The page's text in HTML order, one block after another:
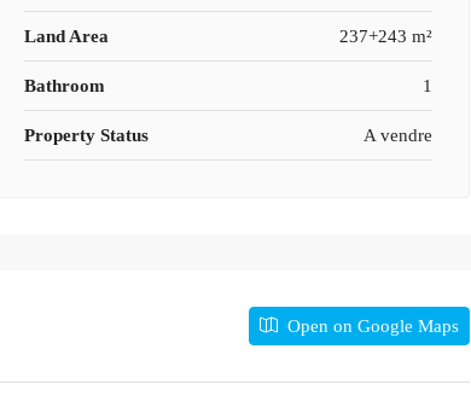
Land Area 237+243 m²
Bathroom 1
Property Status A vendre
Open on Google Maps